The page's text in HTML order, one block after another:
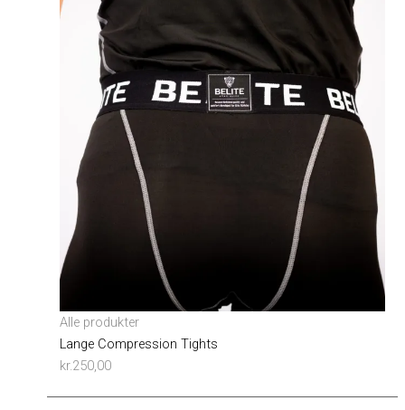
Alle produkter
Lange Compression Tights
kr.250,00